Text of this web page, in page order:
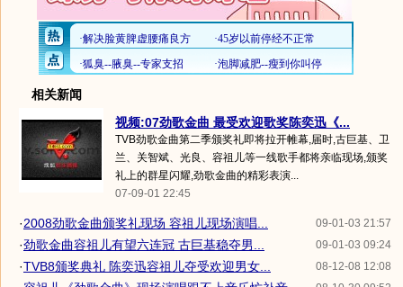
相关新闻
视频:07劲歌金曲 最受欢迎歌奖陈奕迅《...
TVB劲歌金曲第二季颁奖礼即将拉开帷幕,届时,古巨基、卫
兰、关智斌、光良、容祖儿等一线歌手都将亲临现场,颁奖
礼上的群星闪耀,劲歌金曲的精彩表演...
07-09-01 22:45
09-01-03 21:57
·2008劲歌金曲颁奖礼现场 容祖儿现场演唱...
09-01-03 09:24
·劲歌金曲容祖儿有望六连冠 古巨基稳夺男...
08-12-08 12:08
·TVB8颁奖典礼 陈奕迅容祖儿夺受欢迎男女...